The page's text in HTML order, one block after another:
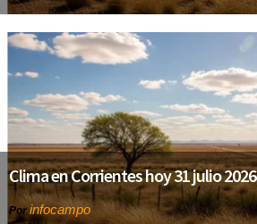
Clima en Corrientes hoy 31 julio 2026
Porinfocampo